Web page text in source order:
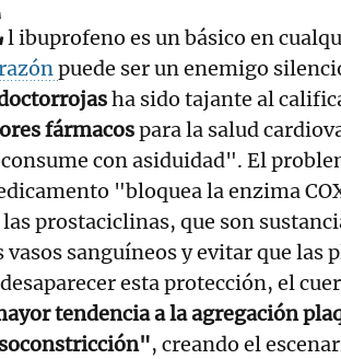
l ibuprofeno es un básico en
puede ser un enemigo
ha sido tajante al
fármacospara la salud
consume con asiduidad". El
"bloquea la enzima
las prostaciclinas, que son
vasos sanguíneos y evitar que las
esta protección, el
tendencia a la agregación
, creando el